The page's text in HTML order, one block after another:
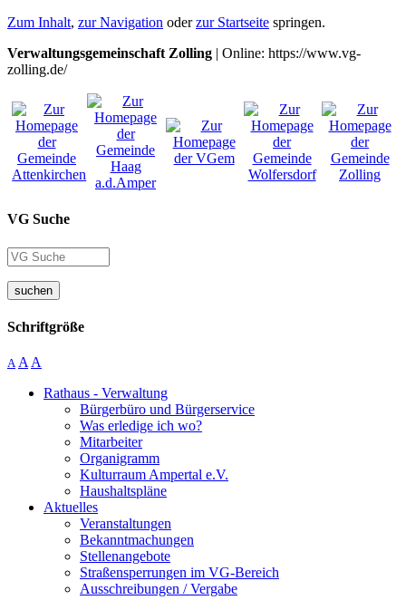
Zum Inhalt, zur Navigation oderzur Startseite springen.
Verwaltungsgemeinschaft Zolling | Online: https://www.vg-
zolling.de/
VG Suche
suchen
Schriftgröße
A A A
Rathaus - Verwaltung
Bürgerbüro und Bürgerservice
Was erledige ich wo?
Mitarbeiter
Organigramm
Kulturraum Ampertal e.V.
Haushaltspläne
Aktuelles
Veranstaltungen
Bekanntmachungen
Stellenangebote
Straßensperrungen im VG-Bereich
Ausschreibungen / Vergabe